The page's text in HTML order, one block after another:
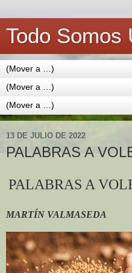
Todo Somos
13 DE JULIO DE 2022
PALABRAS A
PALABRAS A
MARTÍN VALMASEDA